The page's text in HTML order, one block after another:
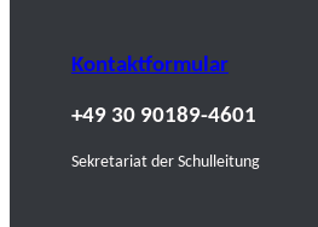
Kontaktformular
+49 30 90189-4601
Sekretariat der Schulleitung